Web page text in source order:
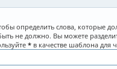
определить слова, которые
не должно. Вы можете
* в качестве шаблона для